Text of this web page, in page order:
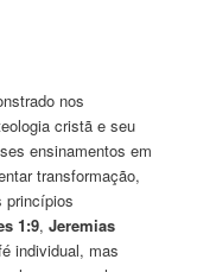
nos
cristã e seu
ensinamentos em
transformação,
princípios
1:9,Jeremias
individual, mas